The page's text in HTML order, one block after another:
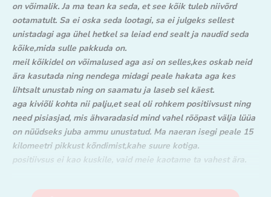
on võimalik. Ja ma tean ka seda, et see kõik tuleb niivõrd
ootamatult. Sa ei oska seda lootagi, sa ei julgeks sellest
unistadagi aga ühel hetkel sa leiad end sealt ja naudid seda
kõike,mida sulle pakkuda on.
meil kõikidel on võimalused aga asi on selles,kes oskab neid
ära kasutada ning nendega midagi peale hakata aga kes
lihtsalt unustab ning on saamatu ja laseb sel käest.
aga kiviõli kohta nii palju,et seal oli rohkem positiivsust ning
need pisiasjad, mis ähvaradasid mind vahel rööpast välja lüüa
on nüüdseks juba ammu unustatud. Ma naeran isegi peale 15
kilomeetri pikkust kõndimist,kahe suure kotiga.
positiivsus ei kao kuskile, vaid meie kaotame ta vahest ära.